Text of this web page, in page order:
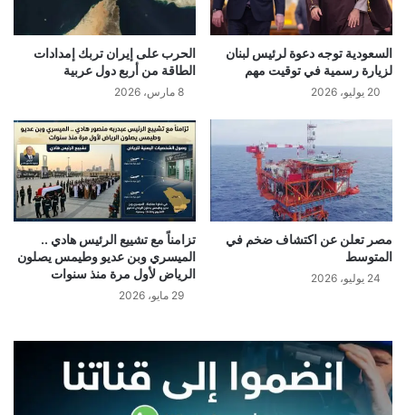
السعودية توجه دعوة لرئيس لبنان
لزيارة رسمية في توقيت مهم
20 يوليو، 2026
الحرب على إيران تربك إمدادات
الطاقة من أربع دول عربية
8 مارس، 2026
مصر تعلن عن اكتشاف ضخم في
المتوسط
24 يوليو، 2026
تزامناً مع تشييع الرئيس هادي ..
الميسري وبن عديو وطيمس يصلون
الرياض لأول مرة منذ سنوات
29 مايو، 2026